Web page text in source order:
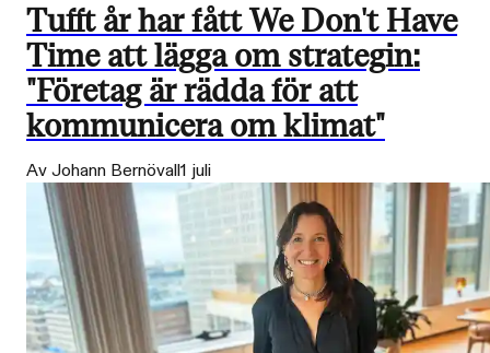
Tufft år har fått We Don't Have
Time att lägga om strategin:
"Företag är rädda för att
kommunicera om klimat"
Av Johann Bernövall1 juli